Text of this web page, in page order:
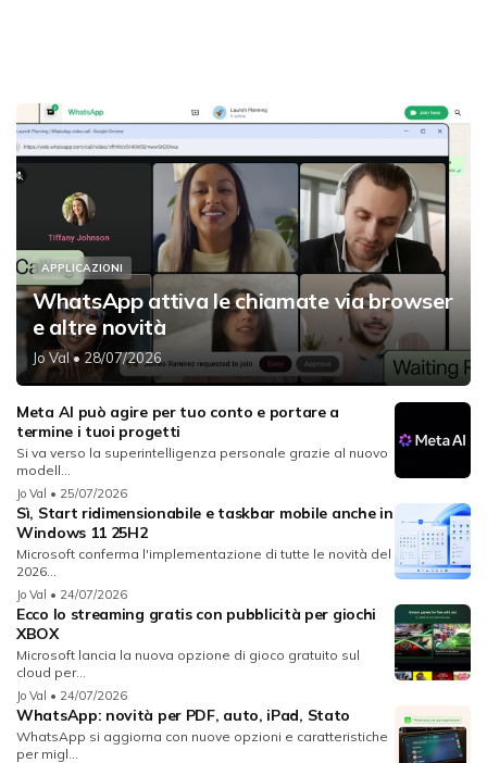
APPLICAZIONI
WhatsApp attiva le chiamate via browser
e altre novità
Jo Val• 28/07/2026
Meta AI può agire per tuo conto e portare a
termine i tuoi progetti
Si va verso la superintelligenza personale grazie al nuovo
modell...
Jo Val • 25/07/2026
Sì, Start ridimensionabile e taskbar mobile anche in
Windows 11 25H2
Microsoft conferma l'implementazione di tutte le novità del
2026...
Jo Val • 24/07/2026
Ecco lo streaming gratis con pubblicità per giochi
XBOX
Microsoft lancia la nuova opzione di gioco gratuito sul
cloud per...
Jo Val • 24/07/2026
WhatsApp: novità per PDF, auto, iPad, Stato
WhatsApp si aggiorna con nuove opzioni e caratteristiche
per migl...